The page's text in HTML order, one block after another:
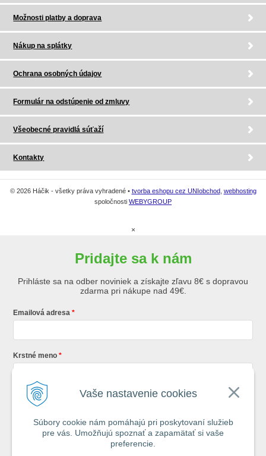
Vaše nastavenie cookies
Súbory cookie nám pomáhajú pri poskytovaní služieb
pre vás. Umožňujú spoznať a zapamätať si vaše
preferencie.
Možnosti platby a doprava
Nákup na splátky
Ochrana osobných údajov
Formulár na odstúpenie od zmluvy
Všeobecné pravidlá súťaží
Kontakty
© 2026 Háčik - všetky práva vyhradené • tvorba eshopu cez UNIobchod, webhosting
spoločnosti WEBYGROUP
×
Pridajte sa k nám
Prihláste sa na odber noviniek a získajte zľavu 8€ s dopravou
zdarma pri nákupe nad 49€.
Emailová adresa
Krstné meno
Registráciou súhlasíte so